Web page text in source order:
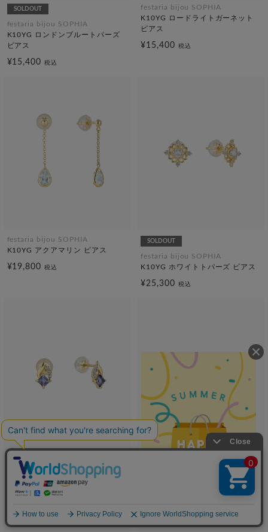
SOLDOUT
festaria bijou SOPHIA
K10YG ロンドンブルートパーズ
ピアス
¥15,400税込
festaria bijou SOPHIA
K10YG ロードライトガーネット
ピアス
¥15,400 税込
festaria bijou SOPHIA
K10YG アクアマリン ピアス
¥19,800税込
SOLDOUT
festaria bijou SOPHIA
K10YG ホワイトトパーズ ピアス
¥25,300 税込
SOLDOUT
festaria bijou SOPHIA
K10YG アイオライト ピアス
K10YG ローズクォーツ ピアス